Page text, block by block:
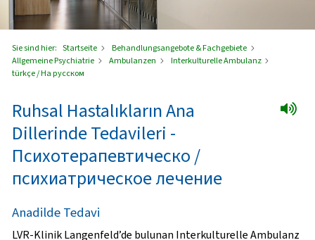
Sie sind hier: Startseite
Behandlungsangebote & Fachgebiete
Allgemeine Psychiatrie
Ambulanzen
Interkulturelle Ambulanz
türkçe / На русском
Ruhsal Hastalıkların Ana
Dillerinde Tedavileri -
Психотерапевтическо /
психиатрическое лечение
Anadilde Tedavi
LVR-Klinik Langenfeld’de bulunan Interkulturelle Ambulanz